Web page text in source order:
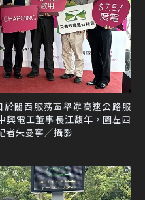
關西服務區舉辦高速公路服
興電工董事長江馥年，圖左四
者朱曼寧／攝影